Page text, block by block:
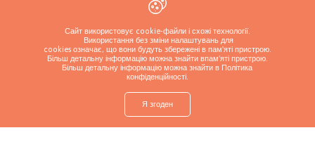
Цуценята Полтава
Цуценята Суми
Цуценята Кременчук
Запитайте про
цуценя
Сайт використовує cookie-файли і схожі технології.
Використання без зміни налаштувань для
cookies означає, що вони будуть збережені в пам'яті пристрою.
Більш детальну інформацію можна знайти впам'яті пристрою.
Більш детальну інформацію можна знайти в Політика
конфіденційності.
Я згоден